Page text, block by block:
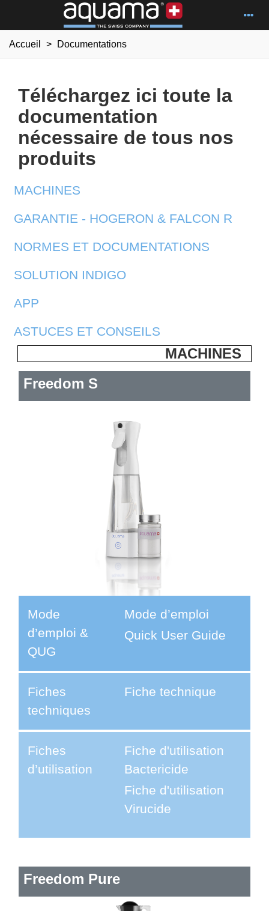
Accueil > Documentations
Téléchargez ici toute la
documentation
nécessaire de tous nos
produits
MACHINES
GARANTIE - HOGERON & FALCON R
NORMES ET DOCUMENTATIONS
SOLUTION INDIGO
APP
ASTUCES ET CONSEILS
MACHINES
Freedom S
Mode
d’emploi &
QUG
Mode d’emploi
Quick User Guide
Fiches
techniques
Fiche technique
Fiches
d’utilisation
Fiche d'utilisation
Bactericide
Fiche d'utilisation
Virucide
Freedom Pure